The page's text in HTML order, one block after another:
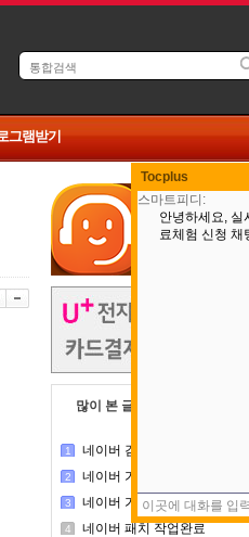
그램받기
많이 본 글
1 네이버 검색실패 패치 작업중
2 네이버 가격비교 사이트 업데이트 완료
3 네이버 가격비교 사이트 업데이트 패치 작업중
4 네이버 패치 작업완료
Tocplus